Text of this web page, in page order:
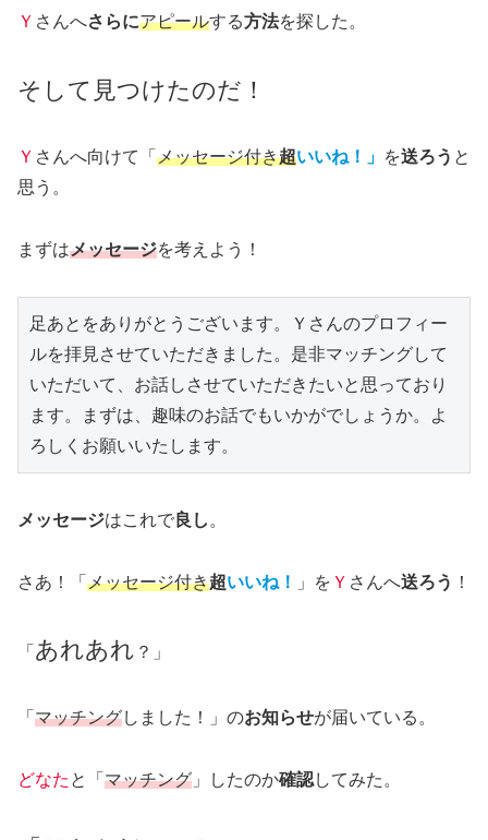
Ｙ さんへさらにアピールする方法を探した。
そして見つけたのだ！
Ｙ さんへ向けて「 メッセージ付き超いいね！」 を送ろう と
思う。
まずはメッセージを考えよう！
足あとをありがとうございます。Ｙさんのプロフィー
ルを拝見させていただきました。是非マッチングして
いただいて、お話しさせていただきたいと思っており
ます。まずは、趣味のお話でもいかがでしょうか。よ
ろしくお願いいたします。
メッセージはこれで 良し 。
さあ！「 メッセージ付き超いいね！ 」を Ｙ さんへ送ろう ！
「 あれあれ ？」
「 マッチングしました！」のお知らせが届いている。
どなた と「 マッチング 」したのか確認してみた。